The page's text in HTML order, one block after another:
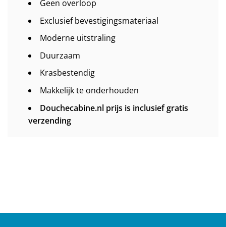
Geen overloop
Exclusief bevestigingsmateriaal
Moderne uitstraling
Duurzaam
Krasbestendig
Makkelijk te onderhouden
Douchecabine.nl prijs is inclusief gratis
verzending